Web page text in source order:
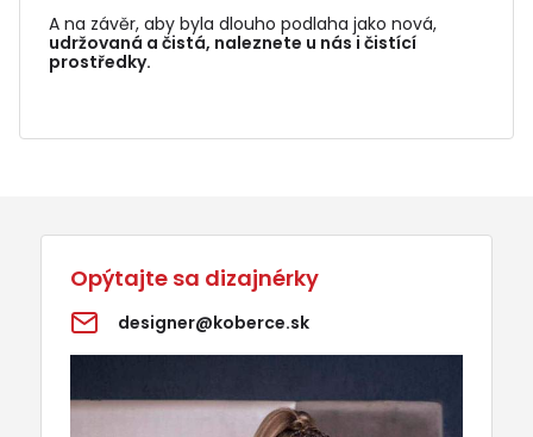
A na závěr, aby byla dlouho podlaha jako nová,
udržovaná a čistá, naleznete u nás i čistící
prostředky.
Opýtajte sa dizajnérky
designer@koberce.sk